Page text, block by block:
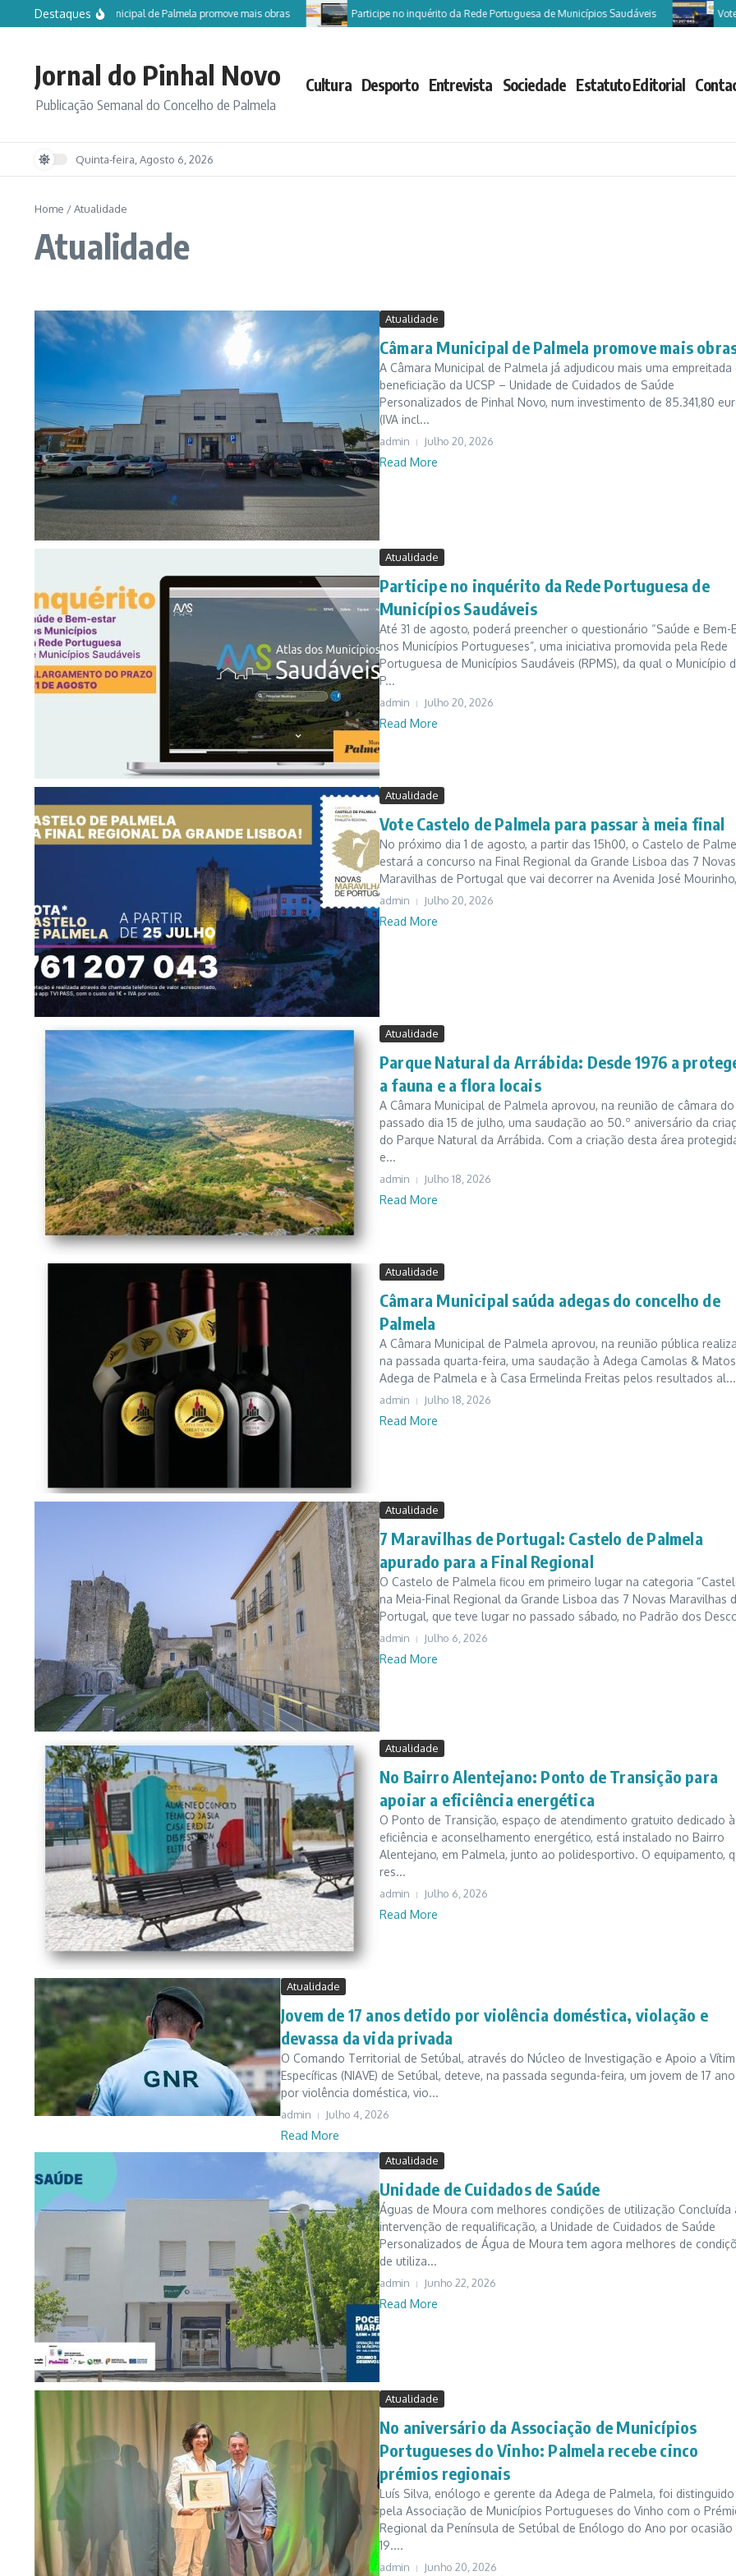
Ir para o conteúdo
Destaques
Câmara Municipal de Palmela promove mais obras Participe no inquérito da Rede Portuguesa de Municípios Saudáveis Vote
Jornal do Pinhal Novo
Publicação Semanal do Concelho de Palmela
Cultura Desporto Entrevista Sociedade Estatuto Editorial
Quinta-feira, Agosto 6, 2026
Home /Atualidade
Atualidade
Atualidade
Câmara Municipal de Palmela promove mais
A Câmara Municipal de Palmela já adjudicou mais uma empreitada
beneficiação da UCSP – Unidade de Cuidados de Saúde
Personalizados de Pinhal Novo, num investimento de 85.341,80
(IVA incl...
admin Julho 20, 2026
Read More
Atualidade
Participe no inquérito da Rede Portuguesa de
Municípios Saudáveis
Até 31 de agosto, poderá preencher o questionário “Saúde e Bem-
nos Municípios Portugueses”, uma iniciativa promovida pela Rede
Portuguesa de Municípios Saudáveis (RPMS), da qual o Município
P...
admin Julho 20, 2026
Read More
Atualidade
Vote Castelo de Palmela para passar à meia final
No próximo dia 1 de agosto, a partir das 15h00, o Castelo de
estará a concurso na Final Regional da Grande Lisboa das 7 Novas
Maravilhas de Portugal que vai decorrer na Avenida José
admin Julho 20, 2026
Read More
Atualidade
Parque Natural da Arrábida: Desde 1976 a
a fauna e a flora locais
A Câmara Municipal de Palmela aprovou, na reunião de câmara do
passado dia 15 de julho, uma saudação ao 50.º aniversário da
do Parque Natural da Arrábida. Com a criação desta área
e...
admin Julho 18, 2026
Read More
Atualidade
Câmara Municipal saúda adegas do concelho de
Palmela
A Câmara Municipal de Palmela aprovou, na reunião pública
na passada quarta-feira, uma saudação à Adega Camolas &
Adega de Palmela e à Casa Ermelinda Freitas pelos resultados al...
admin Julho 18, 2026
Read More
Atualidade
7 Maravilhas de Portugal: Castelo de Palmela
apurado para a Final Regional
O Castelo de Palmela ficou em primeiro lugar na categoria
na Meia-Final Regional da Grande Lisboa das 7 Novas Maravilhas
Portugal, que teve lugar no passado sábado, no Padrão dos
admin Julho 6, 2026
Read More
Atualidade
No Bairro Alentejano: Ponto de Transição para
apoiar a eficiência energética
O Ponto de Transição, espaço de atendimento gratuito dedicado à
eficiência e aconselhamento energético, está instalado no Bairro
Alentejano, em Palmela, junto ao polidesportivo. O equipamento,
res...
admin Julho 6, 2026
Read More
Atualidade
Jovem de 17 anos detido por violência doméstica, violação e
devassa da vida privada
O Comando Territorial de Setúbal, através do Núcleo de Investigação e Apoio a
Específicas (NIAVE) de Setúbal, deteve, na passada segunda-feira, um jovem de 17
por violência doméstica, vio...
admin Julho 4, 2026
Read More
Atualidade
Unidade de Cuidados de Saúde
Águas de Moura com melhores condições de utilização Concluída
intervenção de requalificação, a Unidade de Cuidados de Saúde
Personalizados de Água de Moura tem agora melhores de
de utiliza...
admin Junho 22, 2026
Read More
Atualidade
No aniversário da Associação de Municípios
Portugueses do Vinho: Palmela recebe cinco
prémios regionais
Luís Silva, enólogo e gerente da Adega de Palmela, foi distinguido
pela Associação de Municípios Portugueses do Vinho com o
Regional da Península de Setúbal de Enólogo do Ano por ocasião
19....
admin Junho 20, 2026